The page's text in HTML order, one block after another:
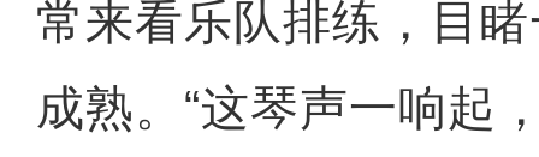
常来看乐队排练，目
成熟。“这琴声一响起